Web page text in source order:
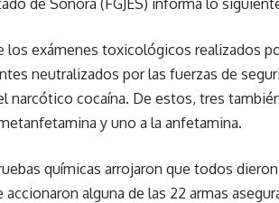
los exámenes toxicológicos realizados
neutralizados por las fuerzas de
narcótico cocaína. De estos, tres
y uno a la anfetamina.
químicas arrojaron que todos
accionaron alguna de las 22 armas